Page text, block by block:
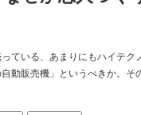
ている、あまりにもハイテク
動販売機」というべきか。そ